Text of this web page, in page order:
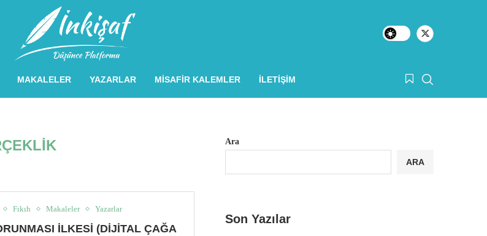
MAKALELER YAZARLAR MISAFIR KALEMLER İLETIŞIM
Fıkıh Makaleler Yazarlar
İLKESI (DIJITAL ÇAĞA
Ara
ARA
Son Yazılar